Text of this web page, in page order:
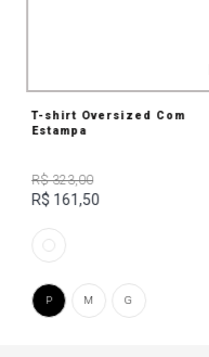
T-shirt Oversized Com
Estampa
R$ 323,00
R$ 161,50
G
M
P